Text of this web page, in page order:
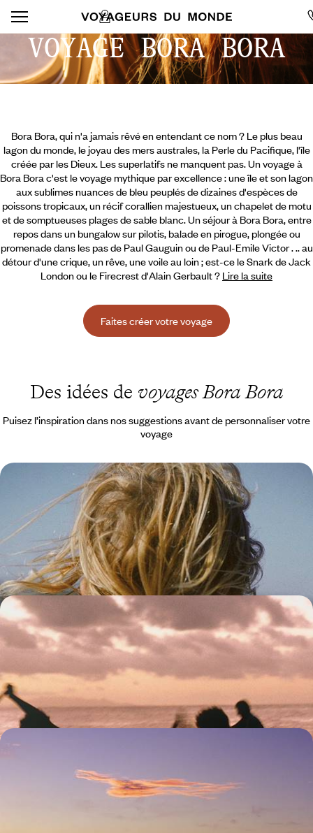
VOYAGE BORA BORA
Bora Bora, qui n'a jamais rêvé en entendant ce nom ? Le plus beau
lagon du monde, le joyau des mers australes, la Perle du Pacifique, l'île
créée par les Dieux. Les superlatifs ne manquent pas. Un voyage à
Bora Bora c'est le voyage mythique par excellence : une île et son lagon
aux sublimes nuances de bleu peuplés de dizaines d'espèces de
poissons tropicaux, un récif corallien majestueux, un chapelet de motu
et de somptueuses plages de sable blanc. Un séjour à Bora Bora, entre
repos dans un bungalow sur pilotis, balade en pirogue, plongée ou
promenade dans les pas de Paul Gauguin ou de Paul-Emile Victor ... au
détour d'une crique, un rêve, une voile au loin ; est-ce le Snark de Jack
London ou le Firecrest d'Alain Gerbault ? Lire la suite
Faites créer votre voyage
Des idées de voyages Bora Bora
Puisez l’inspiration dans nos suggestions avant de personnaliser votre
voyage
De Tahiti aux Tuamotu, la Polynésie en famille -
Poissons-clowns, lagons et lait de coco
Esquisser vos premiers pas à Tahiti puis Moorea, vivre d'amour et d'eau
fraîche à Bora Bora, faire le plein d'aventures à Rangiroa
14 jours, de 5800 à 7800 $ CA
La Polynésie comme chez soi - Tous ensemble en
villas privées
Tahiti, Moorea, Bora Bora : en famille – de sang ou de cœur –, une base
et un véhicule sur chaque île pour vivre la Polynésie à son rythme
15 jours, de 7500 à 10500 $ CA
À deux sous les palmiers - La Polynésie pour
Tahiti, Moorea, Raiatea et Bora Bora, quatre îles pour un voyage de